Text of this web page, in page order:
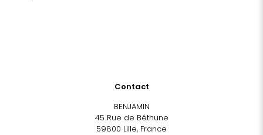
Contact
BENJAMIN
45 Rue de Béthune
59800 Lille, France